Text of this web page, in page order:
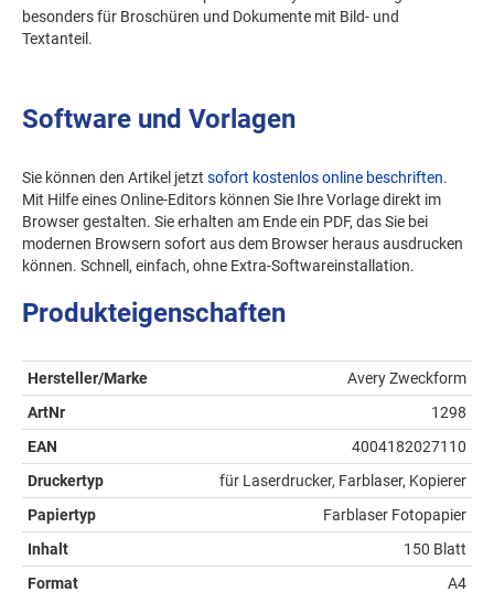
besonders für Broschüren und Dokumente mit Bild- und
Textanteil.
Software und Vorlagen
Sie können den Artikel jetzt sofort kostenlos online beschriften.
Mit Hilfe eines Online-Editors können Sie Ihre Vorlage direkt im
Browser gestalten. Sie erhalten am Ende ein PDF, das Sie bei
modernen Browsern sofort aus dem Browser heraus ausdrucken
können. Schnell, einfach, ohne Extra-Softwareinstallation.
Produkteigenschaften
Hersteller/Marke
Avery Zweckform
ArtNr
1298
EAN
4004182027110
Druckertyp
für Laserdrucker, Farblaser, Kopierer
Papiertyp
Farblaser Fotopapier
Inhalt
150 Blatt
Format
A4